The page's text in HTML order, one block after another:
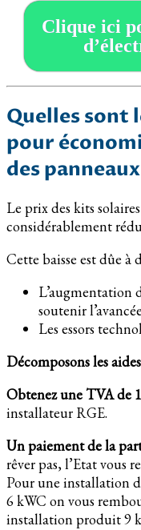
Clique ici
Quelles sont
pour
des
Le prix des kits
considérablement
Cette baisse est dûe à
L’augmentation
soutenir
Les essors
Décomposons les
Obtenez une TVA de
installateur RGE.
Un paiement de la
rêver pas, l’Etat vous
Pour une installation
6 kWC on vous
installation produit 9